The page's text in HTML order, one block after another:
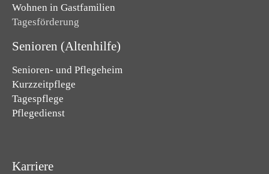
Wohnen in Gastfamilien
Tagesförderung
Senioren (Altenhilfe)
Senioren- und Pflegeheim
Kurzzeitpflege
Tagespflege
Pflegedienst
Karriere